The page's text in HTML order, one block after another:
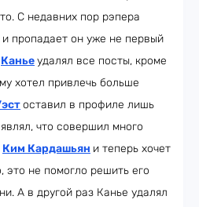
С недавних пор рэпера
пропадает он уже не первый
Каньеудалял все посты, кроме
хотел привлечь больше
оставил в профиле лишь
что совершил много
Ким Кардашьян и теперь хочет
это не помогло решить его
А в другой раз Канье удалял